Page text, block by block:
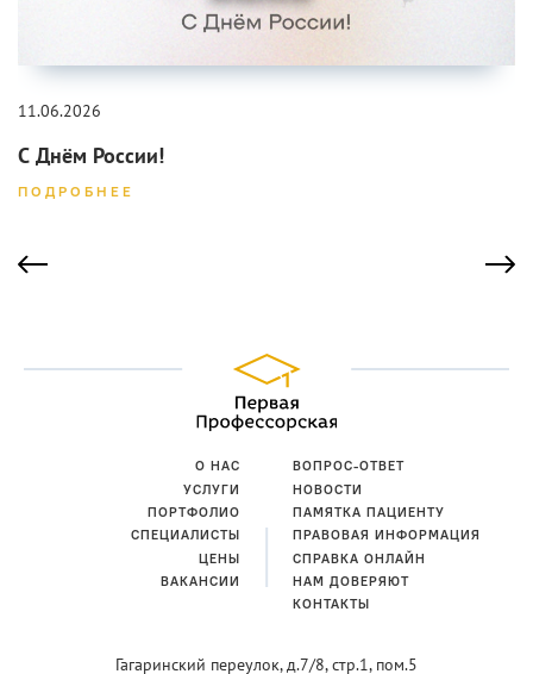
11.06.2026
С Днём России!
ПОДРОБНЕЕ
О НАС
УСЛУГИ
ПОРТФОЛИО
СПЕЦИАЛИСТЫ
ЦЕНЫ
ВАКАНСИИ
ВОПРОС-ОТВЕТ
НОВОСТИ
ПАМЯТКА ПАЦИЕНТУ
ПРАВОВАЯ ИНФОРМАЦИЯ
СПРАВКА ОНЛАЙН
НАМ ДОВЕРЯЮТ
КОНТАКТЫ
Гагаринский переулок, д.7/8, стр.1, пом.5